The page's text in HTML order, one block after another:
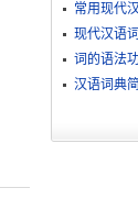
常用现代
现代汉语
词的语法
汉语词典